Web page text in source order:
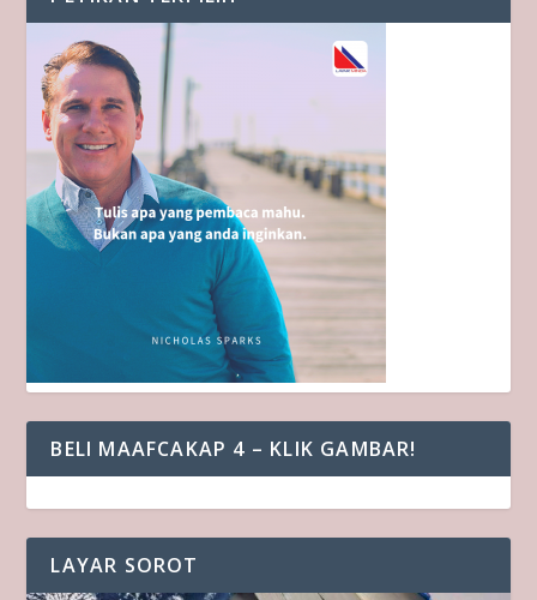
BELI MAAFCAKAP 4 – KLIK GAMBAR!
LAYAR SOROT